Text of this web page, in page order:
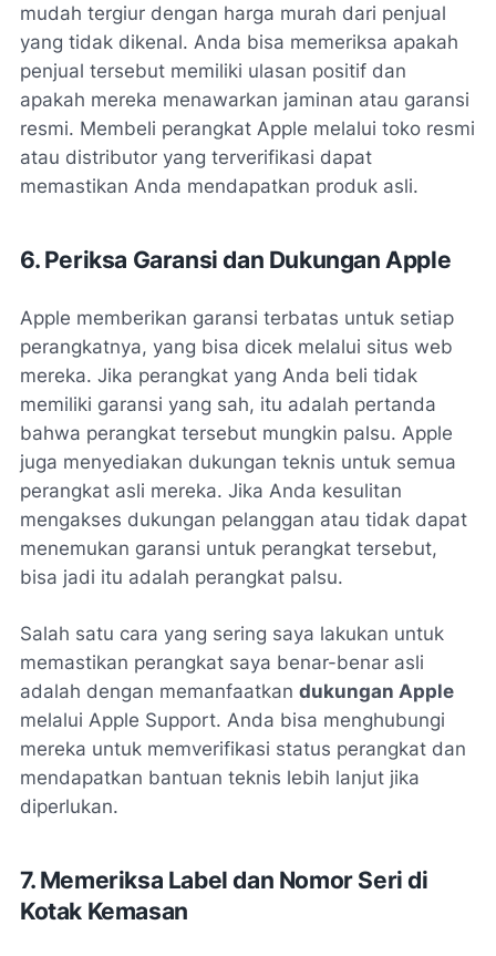
mudah tergiur dengan harga murah dari penjual
yang tidak dikenal. Anda bisa memeriksa apakah
penjual tersebut memiliki ulasan positif dan
apakah mereka menawarkan jaminan atau garansi
resmi. Membeli perangkat Apple melalui toko resmi
atau distributor yang terverifikasi dapat
memastikan Anda mendapatkan produk asli.
6. Periksa Garansi dan Dukungan Apple
Apple memberikan garansi terbatas untuk setiap
perangkatnya, yang bisa dicek melalui situs web
mereka. Jika perangkat yang Anda beli tidak
memiliki garansi yang sah, itu adalah pertanda
bahwa perangkat tersebut mungkin palsu. Apple
juga menyediakan dukungan teknis untuk semua
perangkat asli mereka. Jika Anda kesulitan
mengakses dukungan pelanggan atau tidak dapat
menemukan garansi untuk perangkat tersebut,
bisa jadi itu adalah perangkat palsu.
Salah satu cara yang sering saya lakukan untuk
memastikan perangkat saya benar-benar asli
adalah dengan memanfaatkan dukungan Apple
melalui Apple Support. Anda bisa menghubungi
mereka untuk memverifikasi status perangkat dan
mendapatkan bantuan teknis lebih lanjut jika
diperlukan.
7. Memeriksa Label dan Nomor Seri di
Kotak Kemasan